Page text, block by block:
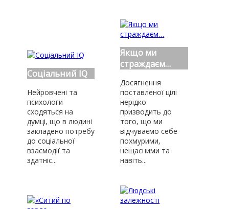
Соціальний IQ
Нейровчені та
психологи
сходяться на
думці, що в людині
закладено потребу
до соціальної
взаємодії та
здатніс...
Якщо ми
страждаєм…
Досягнення
поставленої цілі
нерідко
призводить до
того, що ми
відчуваємо себе
похмурими,
нещасними та
навіть...